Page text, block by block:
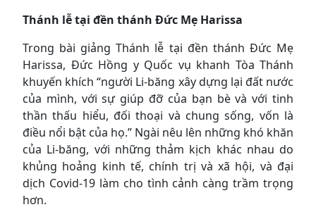
Thánh lễ tại đền thánh Đức Mẹ Harissa
Trong bài giảng Thánh lễ tại đền thánh Đức Mẹ
Harissa, Đức Hồng y Quốc vụ khanh Tòa Thánh
khuyến khích “người Li-băng xây dựng lại đất nước
của mình, với sự giúp đỡ của bạn bè và với tinh
thần thấu hiểu, đối thoại và chung sống, vốn là
điều nổi bật của họ.” Ngài nêu lên những khó khăn
của Li-băng, với những thảm kịch khác nhau do
khủng hoảng kinh tế, chính trị và xã hội, và đại
dịch Covid-19 làm cho tình cảnh càng trầm trọng
hơn.